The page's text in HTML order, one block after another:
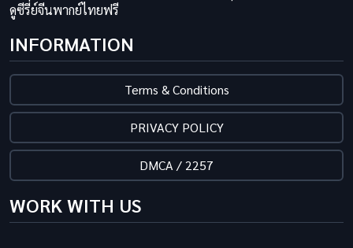
ดูซีรี่ย์จีนพากย์ไทยฟรี
INFORMATION
Terms & Conditions
PRIVACY POLICY
DMCA / 2257
WORK WITH US